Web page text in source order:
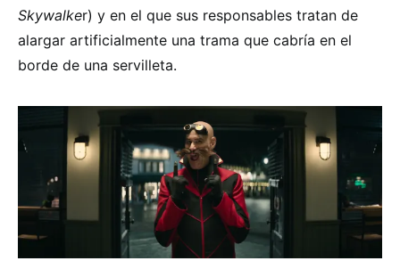
Skywalker) y en el que sus responsables tratan de
alargar artificialmente una trama que cabría en el
borde de una servilleta.